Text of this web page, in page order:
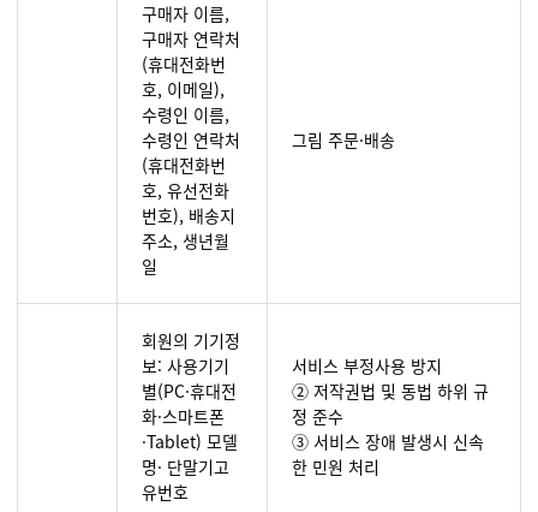
구매자 이름,
구매자 연락처
(휴대전화번
호, 이메일),
수령인 이름,
수령인 연락처
(휴대전화번
호, 유선전화
번호), 배송지
주소, 생년월
일
그림 주문·배송
회원의 기기정
보: 사용기기
별(PC·휴대전
화·스마트폰
·Tablet) 모델
명· 단말기고
유번호
서비스 부정사용 방지
② 저작권법 및 동법 하위 규
정 준수
③ 서비스 장애 발생시 신속
한 민원 처리